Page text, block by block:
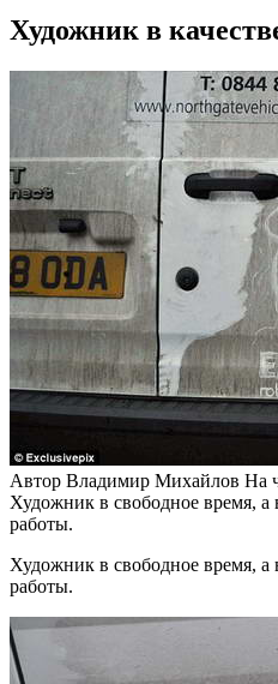
Художник в
Автор Владимир Михайлов На
Художник в свободное время, а
работы.
Художник в свободное время, а
работы.